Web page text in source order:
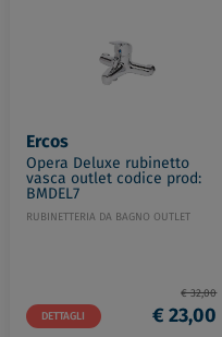
Ercos
Opera Deluxe rubinetto
vasca outlet codice prod:
BMDEL7
RUBINETTERIA DA BAGNO OUTLET
DETTAGLI
€ 32,00
€ 23,00